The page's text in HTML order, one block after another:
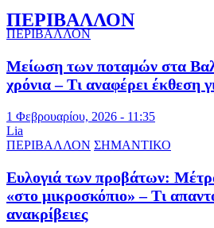
ΠΕΡΙΒΑΛΛΟΝ
ΠΕΡΙΒΑΛΛΟΝ
Μείωση των ποταμών στα
χρόνια – Τι αναφέρει έκθεση
1 Φεβρουαρίου, 2026 - 11:35
Lia
ΠΕΡΙΒΑΛΛΟΝ ΣΗΜΑΝΤΙΚΟ
Ευλογιά των προβάτων:
«στο μικροσκόπιο» – Τι
ανακρίβειες